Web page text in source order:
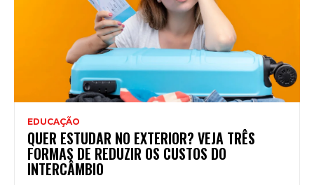
EDUCAÇÃO
QUER ESTUDAR NO EXTERIOR? VEJA TRÊS
FORMAS DE REDUZIR OS CUSTOS DO
INTERCÂMBIO